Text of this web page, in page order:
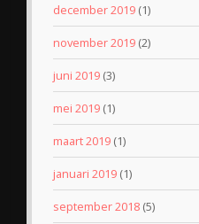
december 2019 (1)
november 2019 (2)
juni 2019 (3)
mei 2019 (1)
maart 2019 (1)
januari 2019 (1)
september 2018 (5)